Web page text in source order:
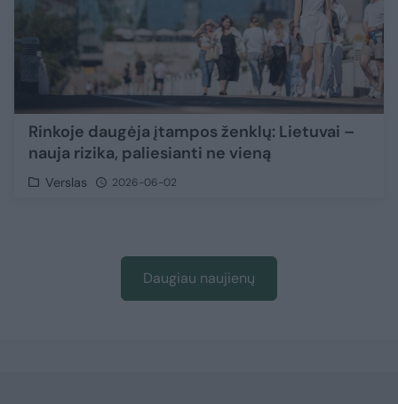
Rinkoje daugėja įtampos ženklų: Lietuvai –
nauja rizika, paliesianti ne vieną
Verslas 2026-06-02
Daugiau naujienų